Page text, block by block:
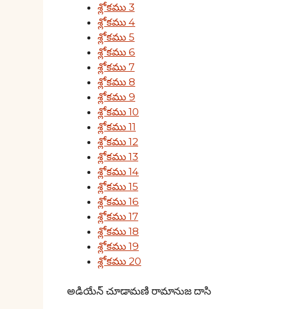
శ్లోకము 3
శ్లోకము 4
శ్లోకము 5
శ్లోకము 6
శ్లోకము 7
శ్లోకము 8
శ్లోకము 9
శ్లోకము 10
శ్లోకము 11
శ్లోకము 12
శ్లోకము 13
శ్లోకము 14
శ్లోకము 15
శ్లోకము 16
శ్లోకము 17
శ్లోకము 18
శ్లోకము 19
శ్లోకము 20
అడియేన్ చూడామణి రామానుజ దాసి